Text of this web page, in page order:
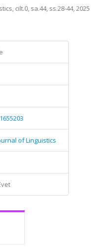
cilt.0, sa.44, ss.28-44, 2025
of Linguistics